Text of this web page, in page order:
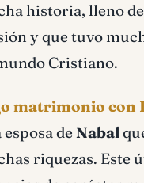
historia, lleno de
y que tuvo
Cristiano.
matrimonio con
de Nabal
riquezas. Este